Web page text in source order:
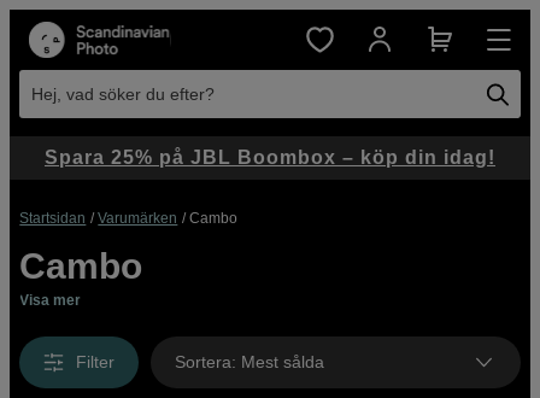
Hej, vad söker du efter?
Startsidan Varumärken Cambo
Cambo
Visa mer
Filter Sortera: Mest sålda
Spara 25% på JBL Boombox – köp din idag!